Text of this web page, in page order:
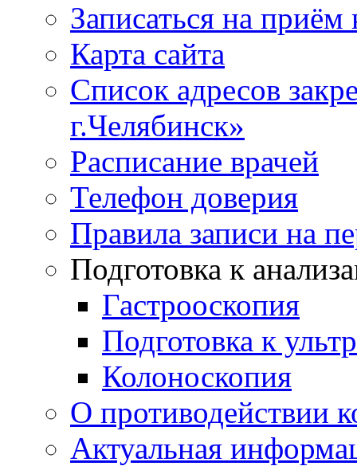
Записаться на приём
Карта сайта
Список адресов
г.Челябинск»
Расписание врачей
Телефон доверия
Правила записи на
Подготовка к
Гастрооскопия
Подготовка к
Колоноскопия
О противодействии
Актуальная